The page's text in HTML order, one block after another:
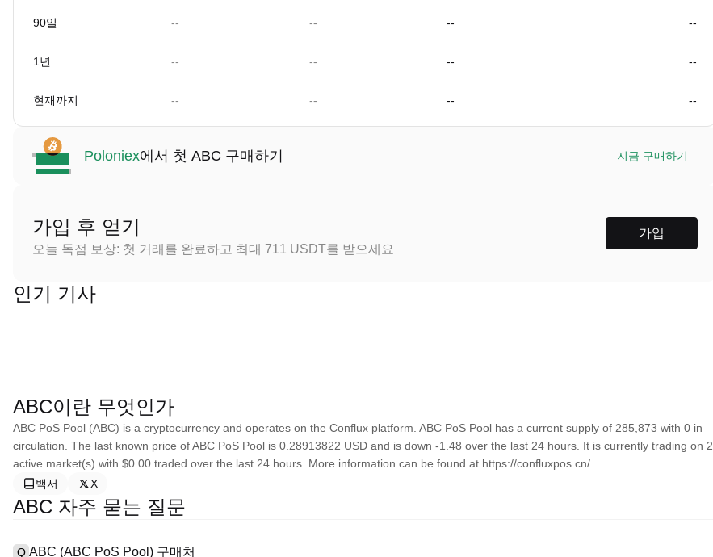
90일 -- -- -- --
1년 -- -- -- --
현재까지 -- -- -- --
Poloniex에서 첫 ABC 구매하기 지금 구매하기
가입 후 얻기
오늘 독점 보상: 첫 거래를 완료하고 최대 711 USDT를 받으세요
가입
인기 기사
ABC이란 무엇인가
ABC PoS Pool (ABC) is a cryptocurrency and operates on the Conflux platform. ABC PoS Pool has a current supply of 285,873 with 0 in
circulation. The last known price of ABC PoS Pool is 0.28913822 USD and is down -1.48 over the last 24 hours. It is currently trading on 2
active market(s) with $0.00 traded over the last 24 hours. More information can be found at https://confluxpos.cn/.
백서
X
ABC 자주 묻는 질문
Q ABC (ABC PoS Pool) 구매처